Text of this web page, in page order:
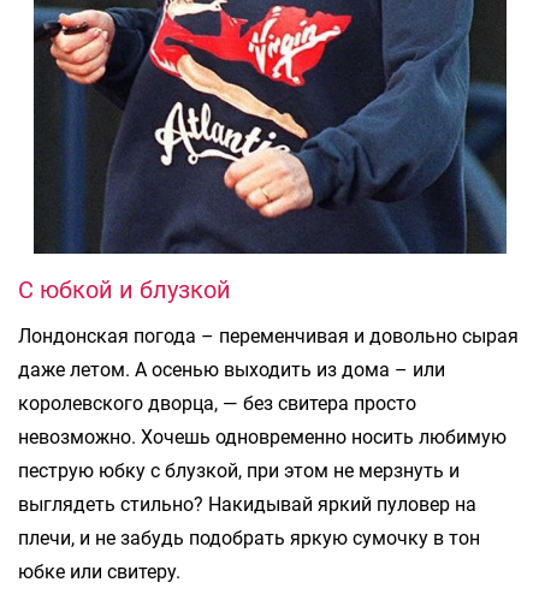
С юбкой и блузкой
Лондонская погода – переменчивая и довольно сырая
даже летом. А осенью выходить из дома – или
королевского дворца, — без свитера просто
невозможно. Хочешь одновременно носить любимую
пеструю юбку с блузкой, при этом не мерзнуть и
выглядеть стильно? Накидывай яркий пуловер на
плечи, и не забудь подобрать яркую сумочку в тон
юбке или свитеру.